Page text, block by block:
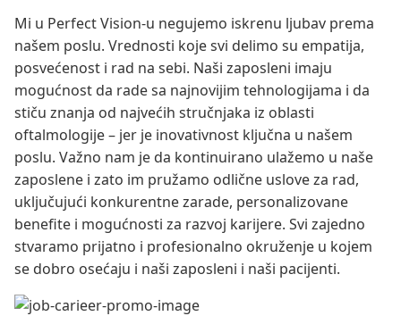
Mi u Perfect Vision-u negujemo iskrenu ljubav prema
našem poslu. Vrednosti koje svi delimo su empatija,
posvećenost i rad na sebi. Naši zaposleni imaju
mogućnost da rade sa najnovijim tehnologijama i da
stiču znanja od najvećih stručnjaka iz oblasti
oftalmologije – jer je inovativnost ključna u našem
poslu. Važno nam je da kontinuirano ulažemo u naše
zaposlene i zato im pružamo odlične uslove za rad,
uključujući konkurentne zarade, personalizovane
benefite i mogućnosti za razvoj karijere. Svi zajedno
stvaramo prijatno i profesionalno okruženje u kojem
se dobro osećaju i naši zaposleni i naši pacijenti.